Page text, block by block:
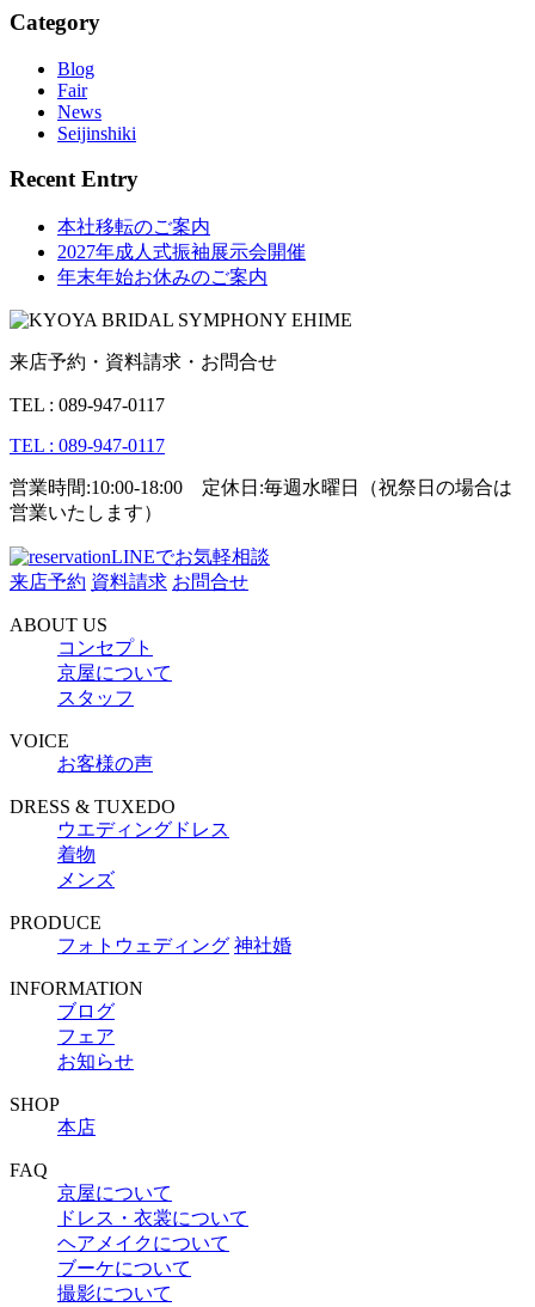
Category
Blog
Fair
News
Seijinshiki
Recent Entry
本社移転のご案内
2027年成人式振袖展示会開催
年末年始お休みのご案内
来店予約・資料請求・お問合せ
TEL : 089-947-0117
TEL : 089-947-0117
営業時間:10:00-18:00 定休日:毎週水曜日（祝祭日の場合は
営業いたします）
LINEでお気軽相談
来店予約 資料請求 お問合せ
ABOUT US
コンセプト
京屋について
スタッフ
VOICE
お客様の声
DRESS & TUXEDO
ウエディングドレス
着物
メンズ
PRODUCE
フォトウェディング 神社婚
INFORMATION
ブログ
フェア
お知らせ
SHOP
本店
FAQ
京屋について
ドレス・衣裳について
ヘアメイクについて
ブーケについて
撮影について